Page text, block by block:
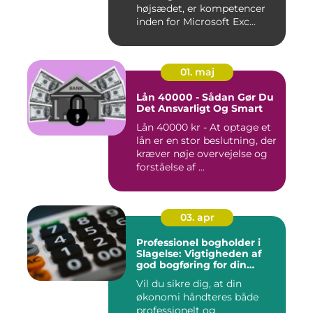
højsædet, er kompetencer
inden for Microsoft Exc...
01. maj
Lån 40000 - Sådan Gør Du
Det Ansvarligt Og Smart
Lån 40000 kr - At optage et
lån er en stor beslutning, der
kræver nøje overvejelse og
forståelse af ...
03. apr
Professionel bogholder i
Slagelse: Vigtigheden af
god bogføring for din
Vil du sikre dig, at din
økonomi håndteres både
professionelt og